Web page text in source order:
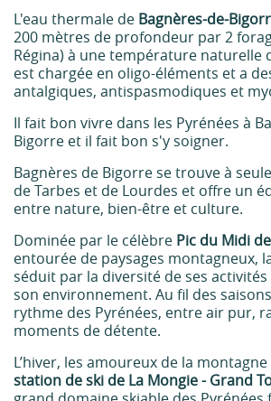
L'eau thermale de Bagnères-de-
200 mètres de profondeur par 2
Régina) à une température naturelle
est chargée en oligo-éléments et a
antalgiques, antispasmodiques et
Il fait bon vivre dans les Pyrénées à
Bigorre et il fait bon s'y soigner.
Bagnères de Bigorre se trouve à
de Tarbes et de Lourdes et offre un
entre nature, bien-être et culture.
Dominée par le célèbre Pic du Midi
entourée de paysages montagneux,
séduit par la diversité de ses
son environnement. Au fil des
rythme des Pyrénées, entre air pur,
moments de détente.
L’hiver, les amoureux de la
station de ski de La Mongie - Grand